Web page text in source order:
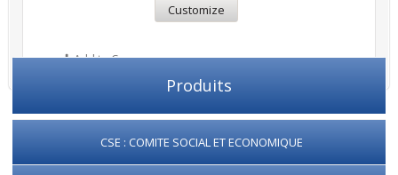
Customize
Add to Compare
Produits
CSE : COMITE SOCIAL ET ECONOMIQUE